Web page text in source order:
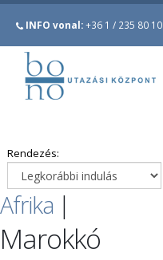
INFO vonal:+36 1 / 235 80 10
Rendezés:
Afrika |
Marokkó